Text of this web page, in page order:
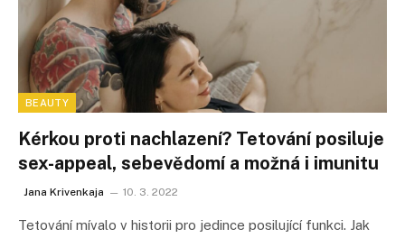
BEAUTY
Kérkou proti nachlazení? Tetování posiluje
sex-appeal, sebevědomí a možná i imunitu
Jana Krivenkaja 10. 3. 2022
Tetování mívalo v historii pro jedince posilující funkci. Jak